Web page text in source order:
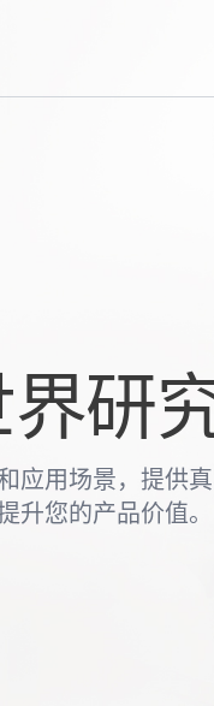
研
应用场景，提供
升您的产品价值。